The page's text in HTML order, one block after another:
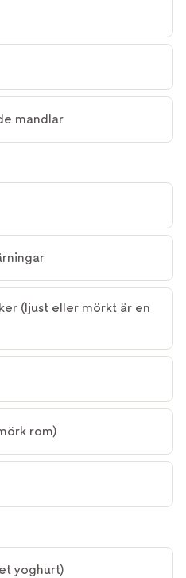
mandlar
(ljust eller mörkt är en
rom)
yoghurt)